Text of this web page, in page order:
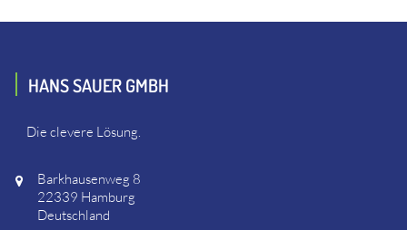
HANS SAUER GMBH
Die clevere Lösung.
Barkhausenweg 8
22339 Hamburg
Deutschland